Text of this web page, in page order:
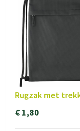
Rugzak met
€ 1,80